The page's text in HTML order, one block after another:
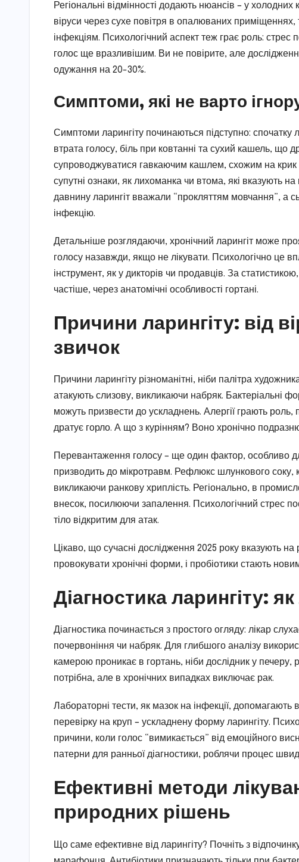
Регіональні відмінності додають нюансів – у
віруси через сухе повітря в опалюваних приміщеннях,
інфекціям. Психологічний аспект теж грає роль:
голос ще вразливішим. Ви не повірите, але
одужання на 20-30%.
Симптоми, які не варто
Симптоми ларингіту починаються підступно: спочатку
втрата голосу, біль при ковтанні та сухий кашель, що
супроводжуватися гавкаючим кашлем, схожим на крик
супутні ознаки, як лихоманка чи втома, які вказують
давнину ларингіт вважали “прокляттям мовчання”, а
інфекцію.
Детальніше розглядаючи, хронічний ларингіт може
голосу назавжди, якщо не лікувати. Психологічно це
інструмент, як у дикторів чи продавців. За
частіше, через анатомічні особливості гортані.
Причини ларингіту: від
звичок
Причини ларингіту різноманітні, ніби палітра
атакують слизову, викликаючи набряк. Бактеріальні
можуть призвести до ускладнень. Алергії грають
дратує горло. А що з курінням? Воно хронічно
Перевантаження голосу – ще один фактор, особливо
призводить до мікротравм. Рефлюкс шлункового соку,
викликаючи ранкову хриплість. Регіонально, в
внесок, посилюючи запалення. Психологічний стрес
тіло відкритим для атак.
Цікаво, що сучасні дослідження 2025 року вказують
провокувати хронічні форми, і пробіотики стають
Діагностика ларингіту:
Діагностика починається з простого огляду: лікар
почервоніння чи набряк. Для глибшого аналізу
камерою проникає в гортань, ніби дослідник у печеру,
потрібна, але в хронічних випадках виключає рак.
Лабораторні тести, як мазок на інфекції, допомагають
перевірку на круп – ускладнену форму ларингіту.
причини, коли голос “вимикається” від емоційного
патерни для ранньої діагностики, роблячи процес
Ефективні методи
природних рішень
Що саме ефективне від ларингіту? Почніть з